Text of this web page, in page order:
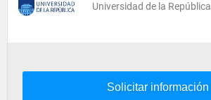
Universidad de la República
Solicitar información